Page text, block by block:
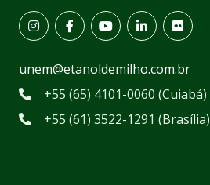
unem@etanoldemilho.com.br
+55 (65) 4101-0060 (Cuiabá)
+55 (61) 3522-1291 (Brasília)